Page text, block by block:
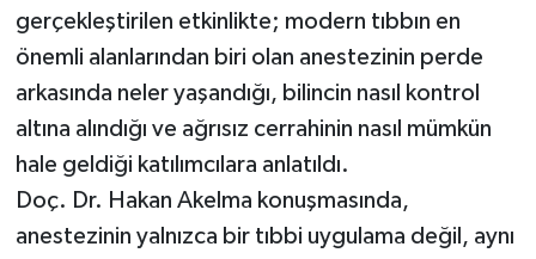
gerçekleştirilen etkinlikte; modern tıbbın en
önemli alanlarından biri olan anestezinin perde
arkasında neler yaşandığı, bilincin nasıl kontrol
altına alındığı ve ağrısız cerrahinin nasıl mümkün
hale geldiği katılımcılara anlatıldı.
Doç. Dr. Hakan Akelma konuşmasında,
anestezinin yalnızca bir tıbbi uygulama değil, aynı